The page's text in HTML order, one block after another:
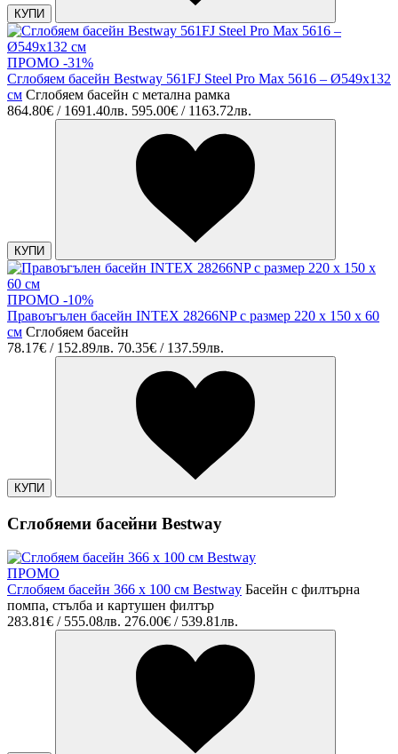
КУПИ
ПРОМО -31%
Сглобяем басейн Bestway 561FJ Steel Pro Max 5616 – Ø549x132
см Сглобяем басейн с метална рамка
864.80€ / 1691.40лв. 595.00€ / 1163.72лв.
КУПИ
ПРОМО -10%
Правоъгълен басейн INTEX 28266NP с размер 220 x 150 x 60
см Сглобяем басейн
78.17€ / 152.89лв. 70.35€ / 137.59лв.
КУПИ
Сглобяеми басейни Bestway
ПРОМО
Сглобяем басейн 366 х 100 см Bestway Басейн с филтърна
помпа, стълба и картушен филтър
283.81€ / 555.08лв. 276.00€ / 539.81лв.